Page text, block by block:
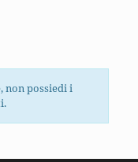
non possiedi i